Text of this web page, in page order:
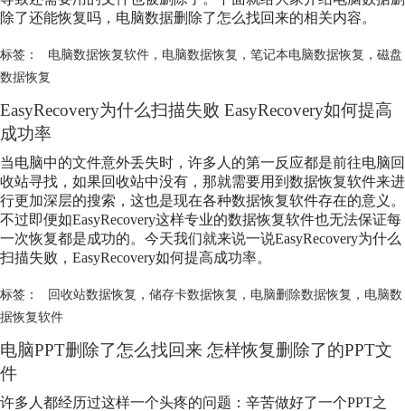
除了还能恢复吗，电脑数据删除了怎么找回来的相关内容。
标签： 电脑数据恢复软件， 电脑数据恢复 ， 笔记本电脑数据恢复 ， 磁盘
数据恢复
EasyRecovery为什么扫描失败 EasyRecovery如何提高
成功率
当电脑中的文件意外丢失时，许多人的第一反应都是前往电脑回
收站寻找，如果回收站中没有，那就需要用到数据恢复软件来进
行更加深层的搜索，这也是现在各种数据恢复软件存在的意义。
不过即便如EasyRecovery这样专业的数据恢复软件也无法保证每
一次恢复都是成功的。今天我们就来说一说EasyRecovery为什么
扫描失败，EasyRecovery如何提高成功率。
标签： 回收站数据恢复 ， 储存卡数据恢复 ， 电脑删除数据恢复 ， 电脑数
据恢复软件
电脑PPT删除了怎么找回来 怎样恢复删除了的PPT文
件
许多人都经历过这样一个头疼的问题：辛苦做好了一个PPT之